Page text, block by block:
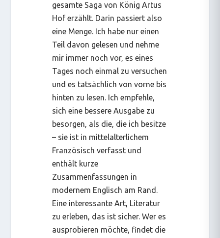
gesamte Saga von König Artus
Hof erzählt. Darin passiert also
eine Menge. Ich habe nur einen
Teil davon gelesen und nehme
mir immer noch vor, es eines
Tages noch einmal zu versuchen
und es tatsächlich von vorne bis
hinten zu lesen. Ich empfehle,
sich eine bessere Ausgabe zu
besorgen, als die, die ich besitze
– sie ist in mittelalterlichem
Französisch verfasst und
enthält kurze
Zusammenfassungen in
modernem Englisch am Rand.
Eine interessante Art, Literatur
zu erleben, das ist sicher. Wer es
ausprobieren möchte, findet die